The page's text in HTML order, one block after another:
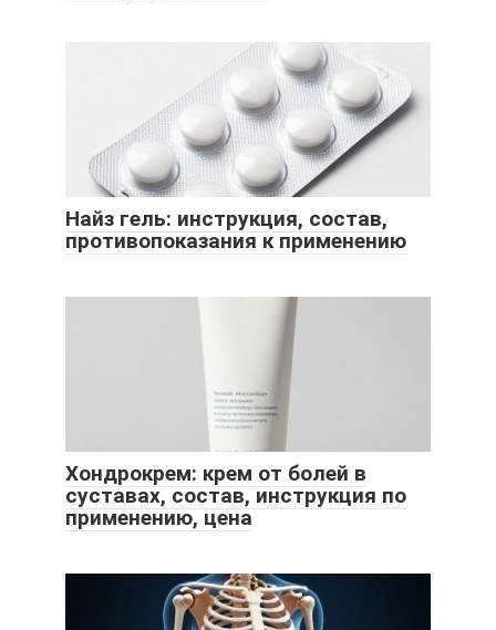
Найз гель: инструкция, состав,
противопоказания к применению
Хондрокрем: крем от болей в
суставах, состав, инструкция по
применению, цена